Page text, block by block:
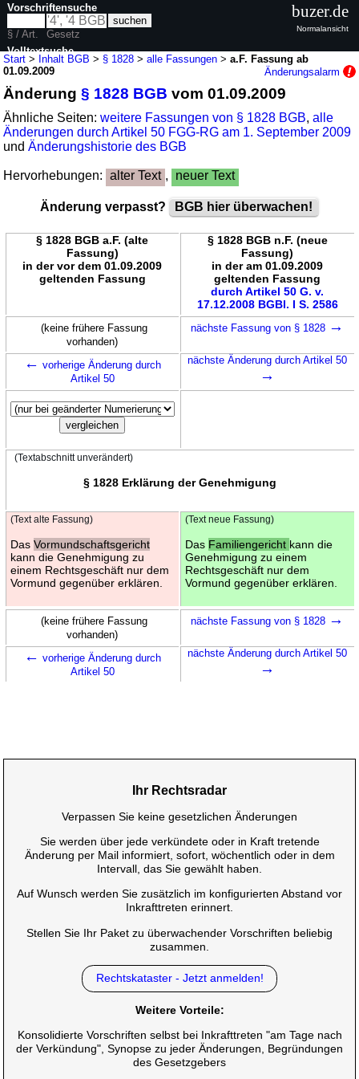
Start > Inhalt BGB > § 1828 >alle Fassungen >a.F. Fassung ab
01.09.2009
Änderungsalarm
Änderung§ 1828 BGB vom 01.09.2009
Ähnliche Seiten:weitere Fassungen von § 1828 BGB,alle
Änderungen durch Artikel 50 FGG-RG am 1. September 2009
undÄnderungshistorie des BGB
Hervorhebungen: alter Text , neuer Text
Änderung verpasst? BGB hier überwachen!
§ 1828 BGB a.F. (alte
Fassung)
in der vor dem 01.09.2009
geltenden Fassung
§ 1828 BGB n.F. (neue
Fassung)
in der am 01.09.2009
geltenden Fassung
durch Artikel 50 G. v.
17.12.2008 BGBl. I S. 2586
(keine frühere Fassung
vorhanden)
nächste Fassung von § 1828 →
← vorherige Änderung durch
Artikel 50
nächste Änderung durch Artikel 50
→
(Textabschnitt unverändert)
§ 1828 Erklärung der Genehmigung
(Text alte Fassung)
Das Vormundschaftsgericht
kann die Genehmigung zu
einem Rechtsgeschäft nur dem
Vormund gegenüber erklären.
(Text neue Fassung)
Das Familiengericht kann die
Genehmigung zu einem
Rechtsgeschäft nur dem
Vormund gegenüber erklären.
(keine frühere Fassung
vorhanden)
nächste Fassung von § 1828 →
← vorherige Änderung durch
Artikel 50
nächste Änderung durch Artikel 50
→
Vorschriftensuche
§ / Art.
Gesetz
Volltextsuche
buzer.de
Normalansicht
Ihr Rechtsradar
Verpassen Sie keine gesetzlichen Änderungen
Sie werden über jede verkündete oder in Kraft tretende
Änderung per Mail informiert, sofort, wöchentlich oder in dem
Intervall, das Sie gewählt haben.
Auf Wunsch werden Sie zusätzlich im konfigurierten Abstand vor
Inkrafttreten erinnert.
Stellen Sie Ihr Paket zu überwachender Vorschriften beliebig
zusammen.
Rechtskataster - Jetzt anmelden!
Weitere Vorteile:
Konsolidierte Vorschriften selbst bei Inkrafttreten "am Tage nach
der Verkündung", Synopse zu jeder Änderungen, Begründungen
des Gesetzgebers